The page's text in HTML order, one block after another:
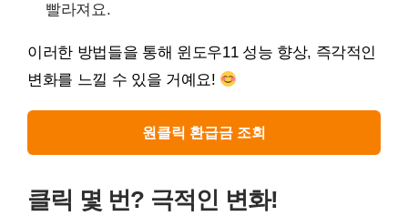
빨라져요.
이러한 방법들을 통해 윈도우11 성능 향상, 즉각적인
변화를 느낄 수 있을 거예요!
원클릭 환급금 조회
클릭 몇 번? 극적인 변화!